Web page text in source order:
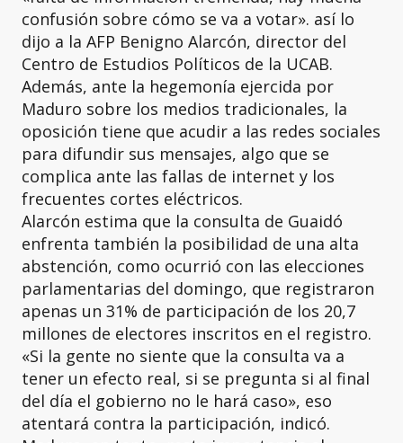
confusión sobre cómo se va a votar». así lo
dijo a la AFP Benigno Alarcón, director del
Centro de Estudios Políticos de la UCAB.
Además, ante la hegemonía ejercida por
Maduro sobre los medios tradicionales, la
oposición tiene que acudir a las redes sociales
para difundir sus mensajes, algo que se
complica ante las fallas de internet y los
frecuentes cortes eléctricos.
Alarcón estima que la consulta de Guaidó
enfrenta también la posibilidad de una alta
abstención, como ocurrió con las elecciones
parlamentarias del domingo, que registraron
apenas un 31% de participación de los 20,7
millones de electores inscritos en el registro.
«Si la gente no siente que la consulta va a
tener un efecto real, si se pregunta si al final
del día el gobierno no le hará caso», eso
atentará contra la participación, indicó.